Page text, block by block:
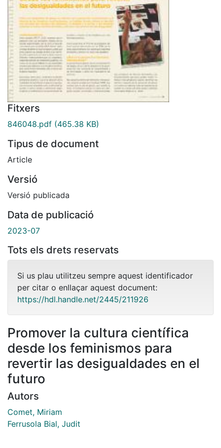
Fitxers
846048.pdf (465.38 KB)
Tipus de document
Article
Versió
Versió publicada
Data de publicació
2023-07
Tots els drets reservats
Si us plau utilitzeu sempre aquest identificador
per citar o enllaçar aquest document:
https://hdl.handle.net/2445/211926
Promover la cultura científica
desde los feminismos para
revertir las desigualdades en el
futuro
Autors
Comet, Miriam
Ferrusola Bial, Judit